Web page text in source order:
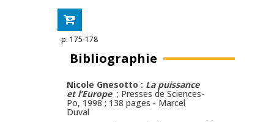
p. 175-178
Bibliographie
Nicole Gnesotto : La puissance
et l’Europe ; Presses de Sciences-
Po, 1998 ; 138 pages - Marcel
Duval